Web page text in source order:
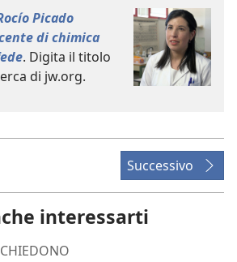
Picado
di chimica
. Digita il titolo
di jw.org.
Successivo
interessarti